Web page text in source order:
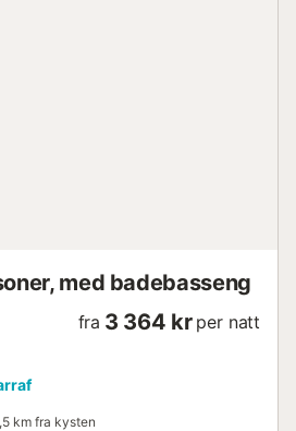
med badebasseng
fra 3 364 kr per natt
km fra kysten